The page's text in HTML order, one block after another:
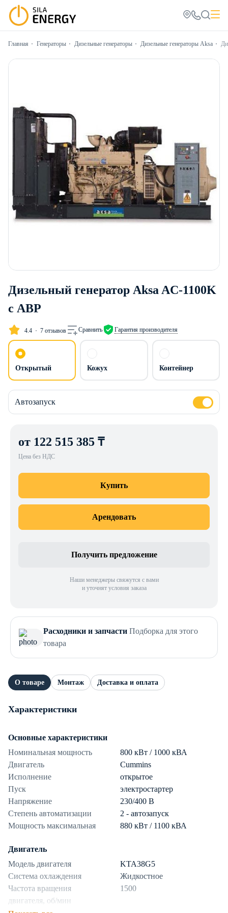
Главная Генераторы Дизельные генераторы Дизельные генераторы Aksa
Дизельный генератор Aksa AC-1100K
с АВР
4.4 7 отзывов Сравнить Гарантия производителя
Открытый Кожух Контейнер
Автозапуск
от 122 515 385 ₸
Цена без НДС
Купить
Арендовать
Получить предложение
Наши менеджеры свяжутся с вами
и уточнят условия заказа
Расходники и запчасти Подборка для этого
товара
О товаре Монтаж Доставка и оплата
Характеристики
Основные характеристики
Номинальная мощность
800 кВт / 1000 кВА
Двигатель
Cummins
Исполнение
открытое
Пуск
электростартер
Напряжение
230/400 В
Степень автоматизации
2 - автозапуск
Мощность максимальная
880 кВт / 1100 кВА
Двигатель
Модель двигателя
KTA38G5
Система охлаждения
Жидкостное
Частота вращения
двигателя, об/мин
1500